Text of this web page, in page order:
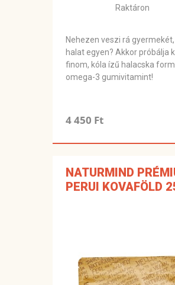
Raktáron
Nehezen veszi rá
halat egyen? Akkor próbálja
finom, kóla ízű halacska
omega-3 gumivitamint!
4 450 Ft
NATURMIND
PERUI KOVAFÖLD